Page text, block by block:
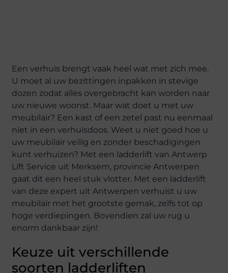
Een verhuis brengt vaak heel wat met zich mee.
U moet al uw bezittingen inpakken in stevige
dozen zodat alles overgebracht kan worden naar
uw nieuwe woonst. Maar wat doet u met uw
meubilair? Een kast of een zetel past nu eenmaal
niet in een verhuisdoos. Weet u niet goed hoe u
uw meubilair veilig en zonder beschadigingen
kunt verhuizen? Met een ladderlift van Antwerp
Lift Service uit Merksem, provincie Antwerpen
gaat dit een heel stuk vlotter. Met een ladderlift
van deze expert uit Antwerpen verhuist u uw
meubilair met het grootste gemak, zelfs tot op
hoge verdiepingen. Bovendien zal uw rug u
enorm dankbaar zijn!
Keuze uit verschillende
soorten ladderliften